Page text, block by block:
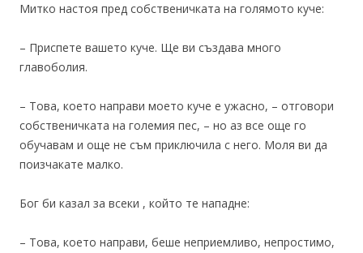
Митко настоя пред собственичката на голямото куче:
– Приспете вашето куче. Ще ви създава много
главоболия.
– Това, което направи моето куче е ужасно, – отговори
собственичката на големия пес, – но аз все още го
обучавам и още не съм приключила с него. Моля ви да
поизчакате малко.
Бог би казал за всеки , който те нападне:
– Това, което направи, беше неприемливо, непростимо,